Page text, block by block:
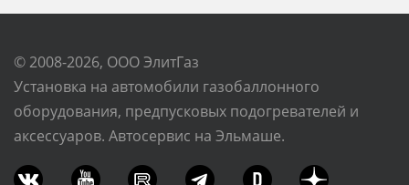
© 2008-2026, ООО ЭлитГаз
Установка на автомобили газобаллонного
оборудования, предпусковых подогревателей и
аксессуаров. Автосервис на Эльмаше.